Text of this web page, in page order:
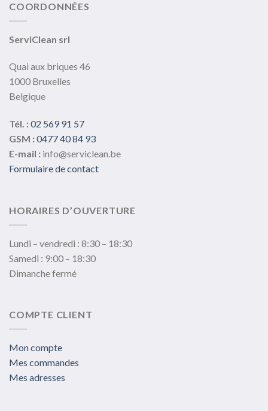
COORDONNÉES
ServiClean srl
Quai aux briques 46
1000 Bruxelles
Belgique
Tél. : 02 569 91 57
GSM : 0477 40 84 93
E-mail : info@serviclean.be
Formulaire de contact
HORAIRES D’OUVERTURE
Lundi – vendredi : 8:30 – 18:30
Samedi : 9:00 – 18:30
Dimanche fermé
COMPTE CLIENT
Mon compte
Mes commandes
Mes adresses